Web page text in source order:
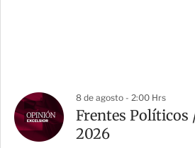
8 de agosto - 2:00 Hrs
Frentes Políticos
2026